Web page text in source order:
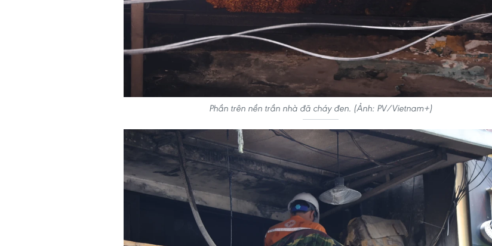
Phần trên nền trần nhà đã cháy đen. (Ảnh: PV/Vietnam+)